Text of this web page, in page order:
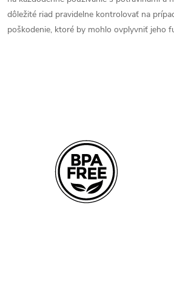
dôležité riad pravidelne kontrolovať na
poškodenie, ktoré by mohlo ovplyvniť jeho